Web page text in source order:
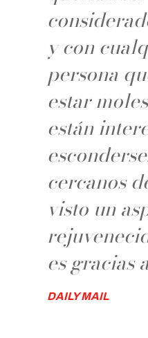
y con
persona
estar
están
cercanos
visto un
es gracias
DAILY MAIL